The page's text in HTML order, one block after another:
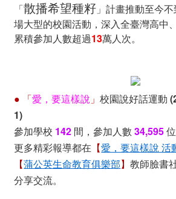
「散播希望種籽 」計畫推動至今
場大型的校園活動，深入全臺灣高中
累積參加人數超過13萬人次。
● 「愛，要這樣說 」校園說好話運動
1)
參加學校 142 間，參加人數34,595位
更多精彩報導都在 【愛，要這樣說 活
【蒲公英生命教育俱樂部】教師臉書
分享交流。